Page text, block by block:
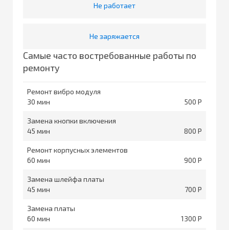
Не работает
Не заряжается
Самые часто востребованные работы по
ремонту
Ремонт вибро модуля
30
500
Замена кнопки включения
45
800
Ремонт корпусных элементов
60
900
Замена шлейфа платы
45
700
Замена платы
60
1300